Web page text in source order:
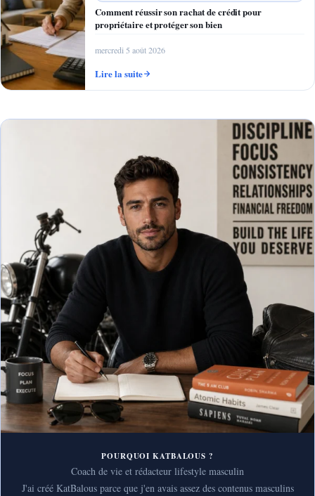
Comment réussir son rachat de crédit pour
propriétaire et protéger son bien
mercredi 5 août 2026
Lire la suite
POURQUOI KATBALOUS ?
Coach de vie et rédacteur lifestyle masculin
J'ai créé KatBalous parce que j'en avais assez des contenus masculins